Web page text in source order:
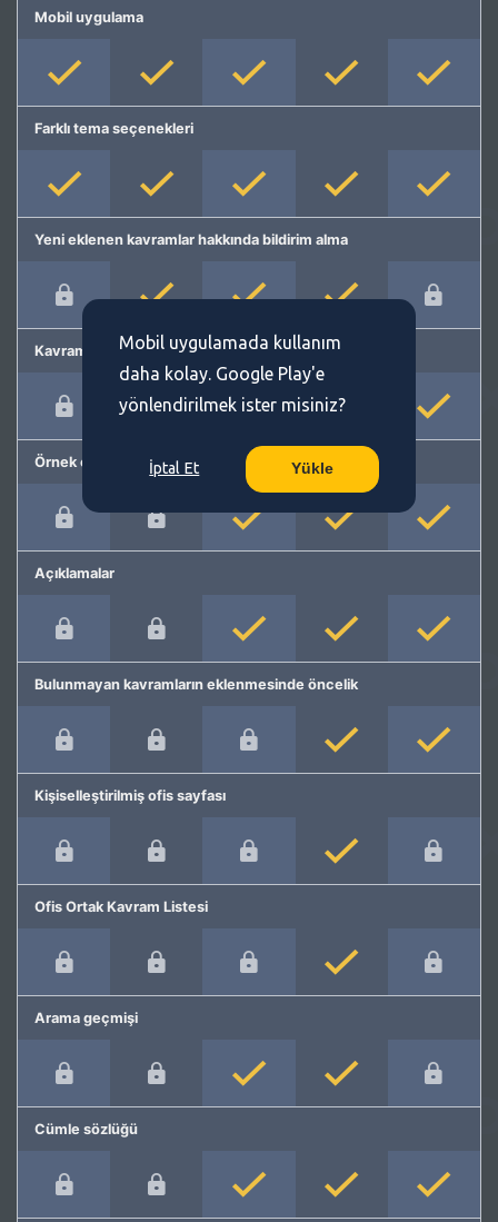
Mobil uygulama
Farklı tema seçenekleri
Yeni eklenen kavramlar hakkında bildirim alma
Kavram önerme
Örnek cümleler
Açıklamalar
Bulunmayan kavramların eklenmesinde öncelik
Kişiselleştirilmiş ofis sayfası
Ofis Ortak Kavram Listesi
Arama geçmişi
Cümle sözlüğü
Mobil uygulamada kullanım
daha kolay. Google Play'e
yönlendirilmek ister misiniz?
İptal Et Yükle